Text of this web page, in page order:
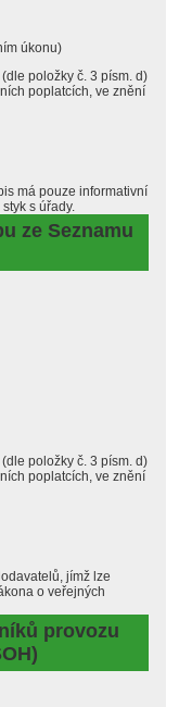
úkonu)
položky č. 3 písm. d)
poplatcích, ve znění
má pouze informativní
s úřady.
ze Seznamu
položky č. 3 písm. d)
poplatcích, ve znění
jímž lze
o veřejných
provozu